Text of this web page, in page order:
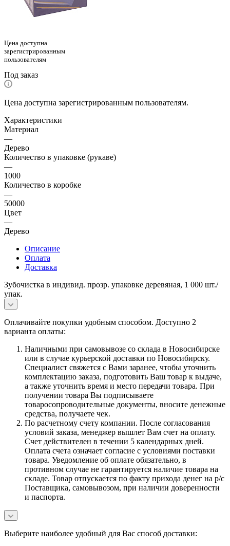
Цена доступна
зарегистрированным
пользователям
Под заказ
Цена доступна зарегистрированным пользователям.
Характеристики
Материал
—
Дерево
Количество в упаковке (рукаве)
—
1000
Количество в коробке
—
50000
Цвет
—
Дерево
Описание
Оплата
Доставка
Зубочистка в индивид. прозр. упаковке деревяная, 1 000 шт./
упак.
Оплачивайте покупки удобным способом. Доступно 2
варианта оплаты:
Наличными при самовывозе со склада в Новосибирске
или в случае курьерской доставки по Новосибирску.
Специалист свяжется с Вами заранее, чтобы уточнить
комплектацию заказа, подготовить Ваш товар к выдаче,
а также уточнить время и место передачи товара. При
получении товара Вы подписываете
товаросопроводительные документы, вносите денежные
средства, получаете чек.
По расчетному счету компании. После согласования
условий заказа, менеджер вышлет Вам счет на оплату.
Счет действителен в течении 5 календарных дней.
Оплата счета означает согласие с условиями поставки
товара. Уведомление об оплате обязательно, в
противном случае не гарантируется наличие товара на
складе. Товар отпускается по факту прихода денег на р/с
Поставщика, самовывозом, при наличии доверенности
и паспорта.
Выберите наиболее удобный для Вас способ доставки: